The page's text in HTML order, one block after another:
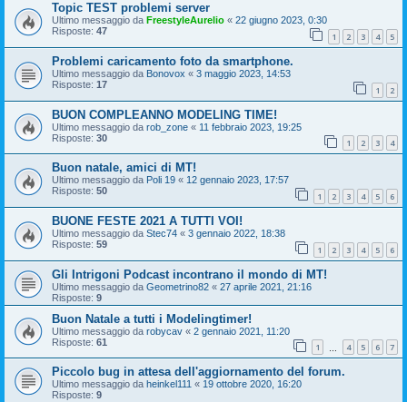
Topic TEST problemi server
Ultimo messaggio da FreestyleAurelio « 22 giugno 2023, 0:30
Risposte: 47 1 2 3 4 5
Problemi caricamento foto da smartphone.
Ultimo messaggio da Bonovox « 3 maggio 2023, 14:53
Risposte: 17 1 2
BUON COMPLEANNO MODELING TIME!
Ultimo messaggio da rob_zone « 11 febbraio 2023, 19:25
Risposte: 30 1 2 3 4
Buon natale, amici di MT!
Ultimo messaggio da Poli 19 « 12 gennaio 2023, 17:57
Risposte: 50 1 2 3 4 5 6
BUONE FESTE 2021 A TUTTI VOI!
Ultimo messaggio da Stec74 « 3 gennaio 2022, 18:38
Risposte: 59 1 2 3 4 5 6
Gli Intrigoni Podcast incontrano il mondo di MT!
Ultimo messaggio da Geometrino82 « 27 aprile 2021, 21:16
Risposte: 9
Buon Natale a tutti i Modelingtimer!
Ultimo messaggio da robycav « 2 gennaio 2021, 11:20
Risposte: 61 1 4 5 6 7
Piccolo bug in attesa dell'aggiornamento del forum.
Ultimo messaggio da heinkel111 « 19 ottobre 2020, 16:20
Risposte: 9